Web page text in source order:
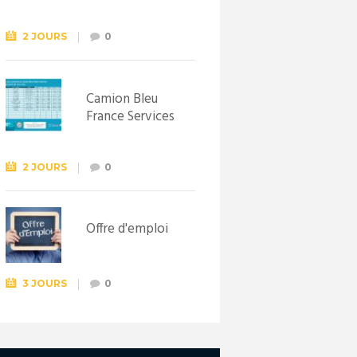
Lewarde, le 26
septembre !
2 JOURS 0
Camion Bleu
France Services
2 JOURS 0
Offre d'emploi
3 JOURS 0